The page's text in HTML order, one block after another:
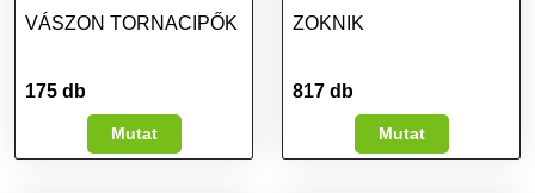
VÁSZON TORNACIPŐK
175 db
Mutat
ZOKNIK
817 db
Mutat